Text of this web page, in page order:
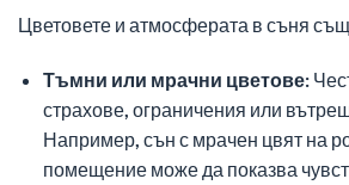
Цветовете и атмосферата в съня
Тъмни или мрачни цветове:
страхове, ограничения или
Например, сън с мрачен цвят на
помещение може да показва